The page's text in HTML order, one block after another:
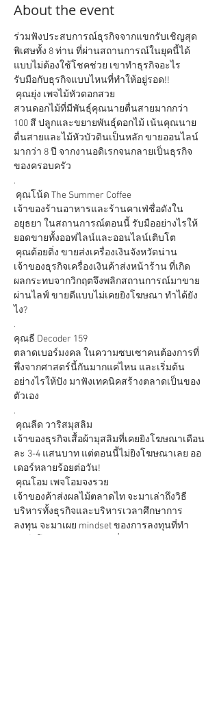
About the event
ร่วมฟังประสบการณ์ธุรกิจจากแขกรับเชิญสุด
พิเศษทั้ง 8 ท่าน ที่ผ่านสถานการณ์ในยุคนี้ได้
แบบไม่ต้องใช้โชคช่วย เขาทำธุรกิจอะไร
รับมือกับธุรกิจแบบไหนที่ทำให้อยู่รอด!!
สวนดอกไม้ที่มีพันธุ์คุณนายตื่นสายมากกว่า
100 สี ปลูกและขยายพันธุ์ดอกไม้ เน้นคุณนาย
ตื่นสายและไม้หัวบัวดินเป็นหลัก ขายออนไลน์
มากว่า 8 ปี จากงานอดิเรกจนกลายเป็นธุรกิจ
ของครอบครัว
.
เจ้าของร้านอาหารและร้านคาเฟ่ชื่อดังใน
อยุธยา ในสถานการณ์ตอนนี้ รับมืออย่างไรให้
ยอดขายทั้งออฟไลน์และออนไลน์เติบโต
เจ้าของธุรกิจเครื่องเงินค้าส่งหน้าร้าน ที่เกิด
ผลกระทบจากวิกฤตจึงพลิกสถานการณ์มาขาย
ผ่านไลฟ์ ขายดีแบบไม่เคยยิงโฆษณา ทำได้ยัง
ไง?
.
คุณธี Decoder 159
ตลาดเบอร์มงคล ในความซบเซาคนต้องการที่
พึ่งจากศาสตร์นี้กันมากแค่ไหน และเริ่มต้น
อย่างไรให้ปัง มาฟังเทคนิคสร้างตลาดเป็นของ
ตัวเอง
.
เจ้าของธุรกิจเสื้อผ้ามุสลิมที่เคยยิงโฆษณาเดือน
ละ 3-4 แสนบาท แต่ตอนนี้ไม่ยิงโฆษณาเลย ออ
เดอร์หลายร้อยต่อวัน!
เจ้าของค้าส่งผลไม้ตลาดไท จะมาเล่าถึงวิธี
บริหารทั้งธุรกิจและบริหารเวลาศึกษาการ
ลงทุน จะมาเผย mindset ของการลงทุนที่ทำ